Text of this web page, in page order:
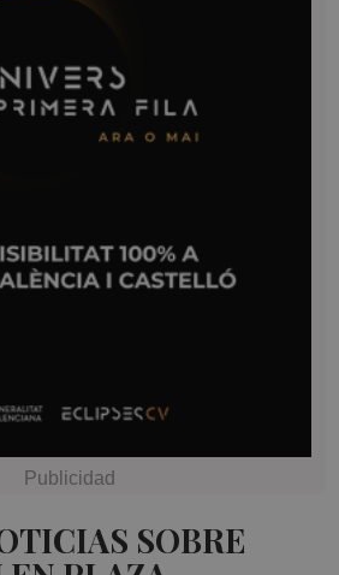
SOBRE